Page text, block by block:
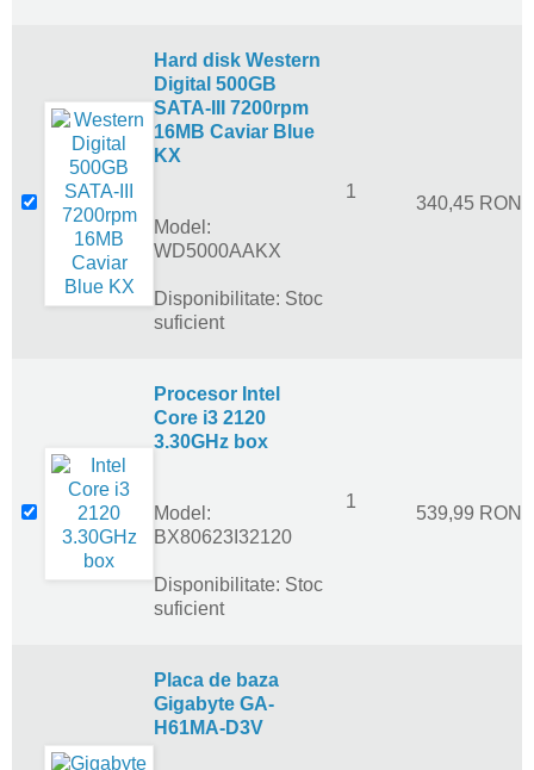
Hard disk Western
Digital 500GB
SATA-III 7200rpm
16MB Caviar Blue
KX
Model:
WD5000AAKX
Disponibilitate: Stoc
suficient
1
340,45 RON
Procesor Intel
Core i3 2120
3.30GHz box
Model:
BX80623I32120
Disponibilitate: Stoc
suficient
1
539,99 RON
Placa de baza
Gigabyte GA-
H61MA-D3V